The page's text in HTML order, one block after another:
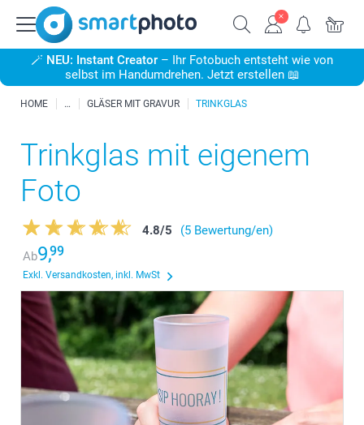
🪄 NEU: Instant Creator – Ihr Fotobuch entsteht wie von
selbst im Handumdrehen. Jetzt erstellen 📖
HOME GLÄSER MIT GRAVUR TRINKGLAS
Trinkglas mit eigenem
Foto
4.8/5
(5 Bewertung/en)
Ab9,99
Exkl. Versandkosten, inkl. MwSt